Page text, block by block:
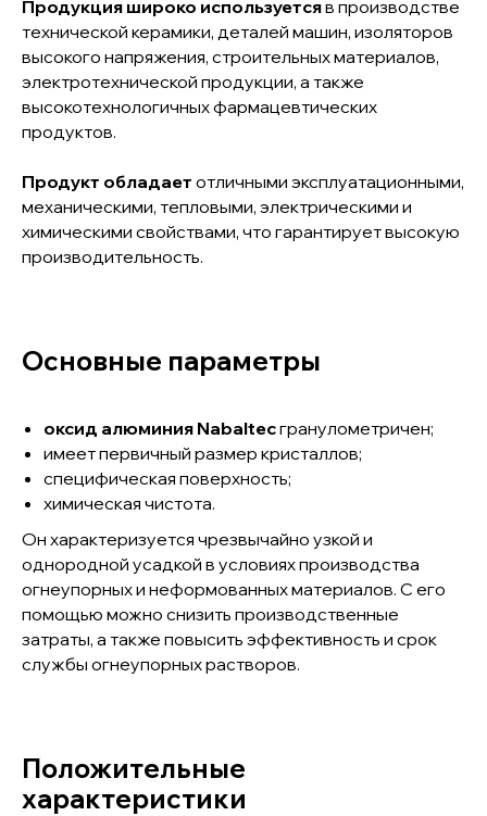
Продукция широко используетсяв производстве
технической керамики, деталей машин, изоляторов
высокого напряжения, строительных материалов,
электротехнической продукции, а также
высокотехнологичных фармацевтических
продуктов.
Продукт обладает отличными эксплуатационными,
механическими, тепловыми, электрическими и
химическими свойствами, что гарантирует высокую
производительность.
Основные параметры
оксид алюминия Nabaltecгранулометричен;
имеет первичный размер кристаллов;
специфическая поверхность;
химическая чистота.
Он характеризуется чрезвычайно узкой и
однородной усадкой в условиях производства
огнеупорных и неформованных материалов. С его
помощью можно снизить производственные
затраты, а также повысить эффективность и срок
службы огнеупорных растворов.
Положительные
характеристики